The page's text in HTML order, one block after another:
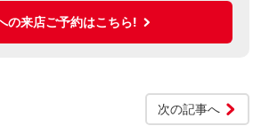
の来店ご予約はこちら!
次の記事へ